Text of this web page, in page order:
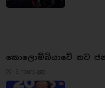
කොලොම්බියාවේ නව
9 hours ago